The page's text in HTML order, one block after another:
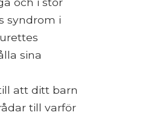
syndrom i
sina
att ditt barn
till varför